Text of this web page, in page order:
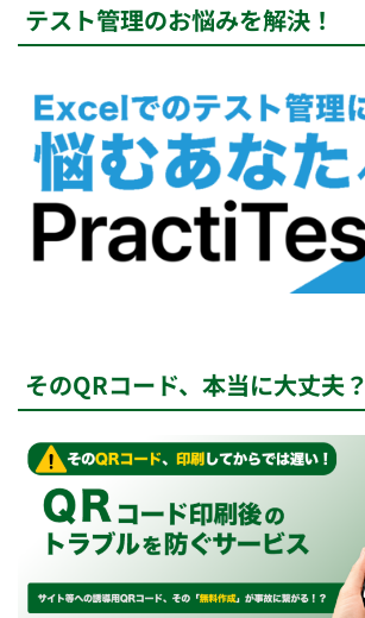
テスト管理のお悩みを解決！
そのQRコード、本当に大丈夫？